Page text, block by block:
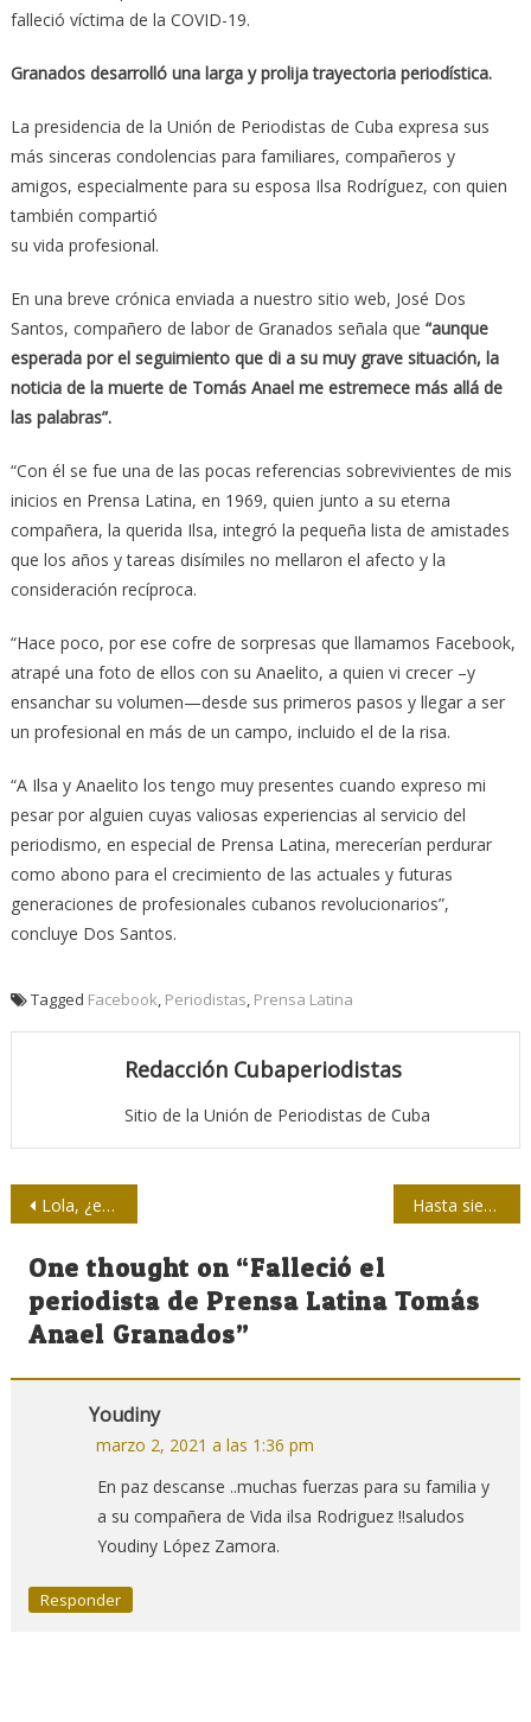
falleció víctima de la COVID-19.
Granados desarrolló una larga y prolija trayectoria periodística.
La presidencia de la Unión de Periodistas de Cuba expresa sus
más sinceras condolencias para familiares, compañeros y
amigos, especialmente para su esposa Ilsa Rodríguez, con quien
también compartió
su vida profesional.
En una breve crónica enviada a nuestro sitio web, José Dos
Santos, compañero de labor de Granados señala que “aunque
esperada por el seguimiento que di a su muy grave situación, la
noticia de la muerte de Tomás Anael me estremece más allá de
las palabras”.
“Con él se fue una de las pocas referencias sobrevivientes de mis
inicios en Prensa Latina, en 1969, quien junto a su eterna
compañera, la querida Ilsa, integró la pequeña lista de amistades
que los años y tareas disímiles no mellaron el afecto y la
consideración recíproca.
“Hace poco, por ese cofre de sorpresas que llamamos Facebook,
atrapé una foto de ellos con su Anaelito, a quien vi crecer –y
ensanchar su volumen—desde sus primeros pasos y llegar a ser
un profesional en más de un campo, incluido el de la risa.
“A Ilsa y Anaelito los tengo muy presentes cuando expreso mi
pesar por alguien cuyas valiosas experiencias al servicio del
periodismo, en especial de Prensa Latina, merecerían perdurar
como abono para el crecimiento de las actuales y futuras
generaciones de profesionales cubanos revolucionarios”,
concluye Dos Santos.
Tagged Facebook Periodistas Prensa Latina
Redacción Cubaperiodistas
Sitio de la Unión de Periodistas de Cuba
Navegación
de
entradas
Lola, ¿eres tú? Hasta siempre, Manuel Valdés
One thought on “Falleció el
periodista de Prensa Latina Tomás
Anael Granados”
Youdiny
marzo 2, 2021 a las 1:36 pm
En paz descanse ..muchas fuerzas para su familia y
a su compañera de Vida ilsa Rodriguez !!saludos
Youdiny López Zamora.
Responder